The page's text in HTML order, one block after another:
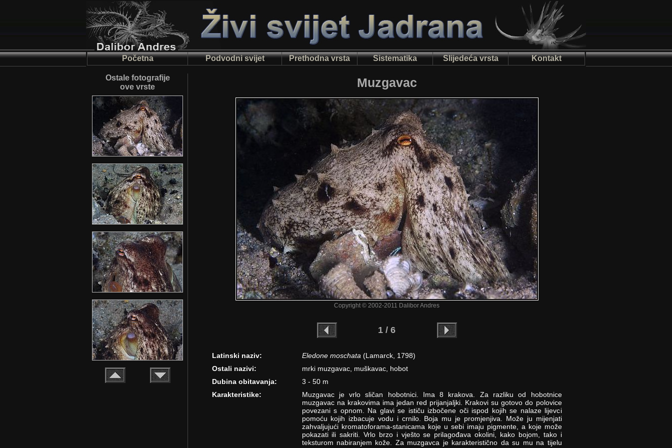
Početna Podvodni svijet Prethodna vrsta Sistematika Slijedeća vrsta Kontakt
Ostale fotografije
ove vrste
Muzgavac
Copyright © 2002-2011 Dalibor Andres
1 / 6
Latinski naziv: Eledone moschata (Lamarck, 1798)
Ostali nazivi:
mrki muzgavac, muškavac, hobot
Dubina obitavanja:
3 - 50 m
Karakteristike:
Muzgavac je vrlo sličan hobotnici. Ima 8 krakova. Za razliku od hobotnice
muzgavac na krakovima ima jedan red prijanjaljki. Krakovi su gotovo do polovice
povezani s opnom. Na glavi se ističu izbočene oči ispod kojih se nalaze lijevci
pomoću kojih izbacuje vodu i crnilo. Boja mu je promjenjiva. Može ju mijenjati
zahvaljujući kromatoforama-stanicama koje u sebi imaju pigmente, a koje može
pokazati ili sakriti. Vrlo brzo i vješto se prilagođava okolini, kako bojom, tako i
teksturom nabiranjem kože. Za muzgavca je karakteristično da su mu na tijelu